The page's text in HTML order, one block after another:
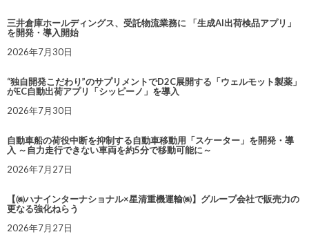
三井倉庫ホールディングス、受託物流業務に 「生成AI出荷検品アプリ」
を開発・導入開始
2026年7月30日
“独自開発こだわり”のサプリメントでD2C展開する「ウェルモット製薬」
がEC自動出荷アプリ「シッピーノ」を導入
2026年7月30日
自動車船の荷役中断を抑制する自動車移動用「スケーター」を開発・導
入 ～自力走行できない車両を約5分で移動可能に～
2026年7月27日
【㈱ハナインターナショナル×星清重機運輸㈱】グループ会社で販売力の
更なる強化ねらう
2026年7月27日